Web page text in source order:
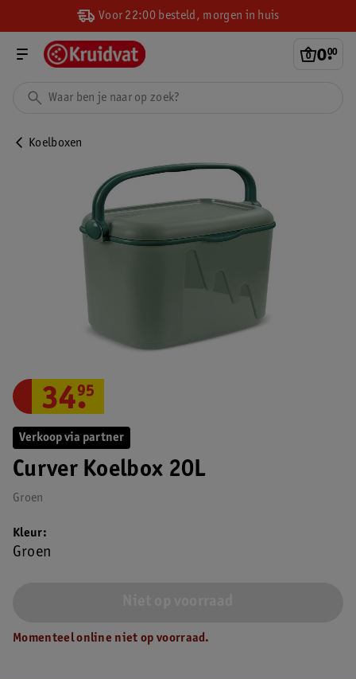
Voor 22:00 besteld, morgen in huis
0.
00
Koelboxen
Verkoop via partner
Curver Koelbox 20L
Groen
34.
95
Kleur
Groen
Momenteel online niet op voorraad.